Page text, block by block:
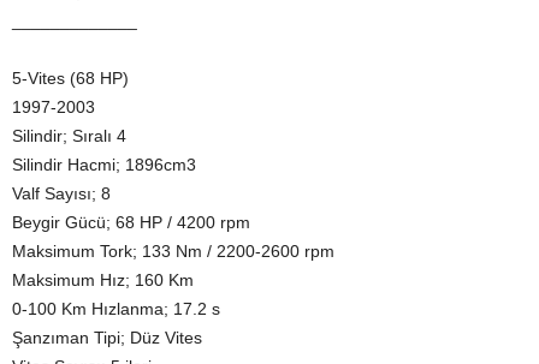
5-Vites (68 HP)
1997-2003
Silindir; Sıralı 4
Silindir Hacmi; 1896cm3
Valf Sayısı; 8
Beygir Gücü; 68 HP / 4200 rpm
Maksimum Tork; 133 Nm / 2200-2600 rpm
Maksimum Hız; 160 Km
0-100 Km Hızlanma; 17.2 s
Şanzıman Tipi; Düz Vites